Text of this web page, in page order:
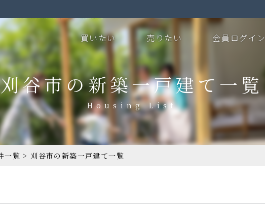
買いたい 売りたい 会員ログイン
一覧 > 刈谷市の新築一戸建て一覧
刈谷市の新築一戸建て一覧